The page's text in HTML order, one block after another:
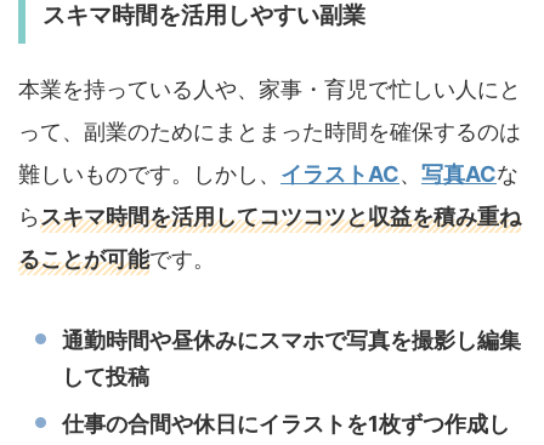
スキマ時間を活用しやすい副業
本業を持っている人や、家事・育児で忙しい人にと
って、副業のためにまとまった時間を確保するのは
難しいものです。しかし、 イラストAC、 写真ACな
らスキマ時間を活用してコツコツと収益を積み重ね
ることが可能です。
通勤時間や昼休みにスマホで写真を撮影し編集
して投稿
仕事の合間や休日にイラストを1枚ずつ作成し